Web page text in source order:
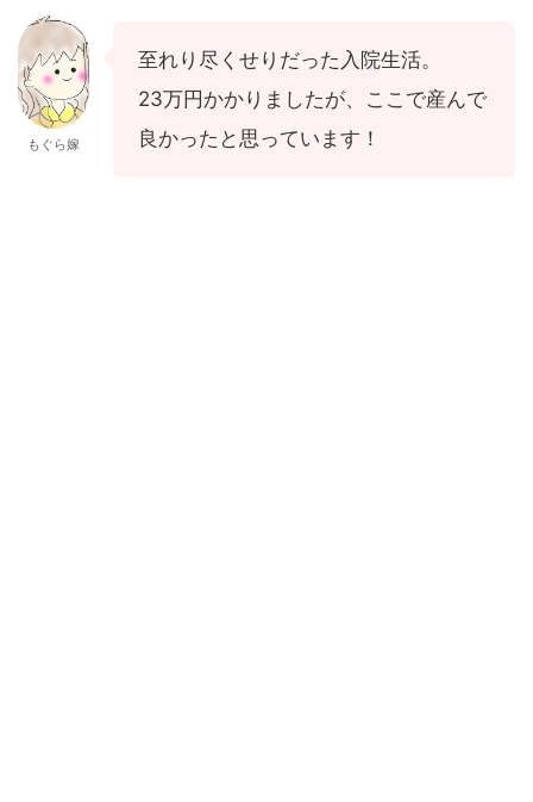
もぐら嫁
至れり尽くせりだった入院生活。
23万円かかりましたが、ここで産んで
良かったと思っています！